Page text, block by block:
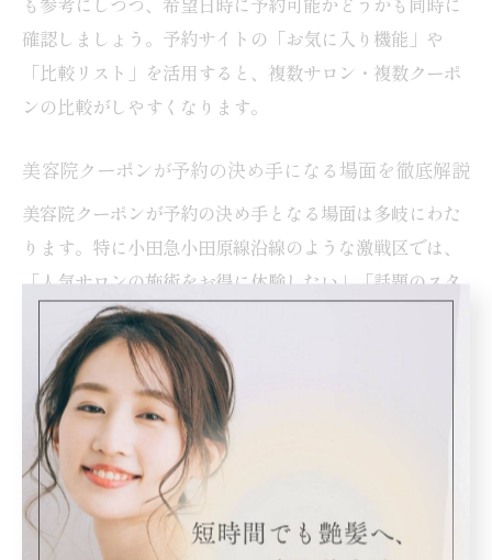
確認しましょう。予約サイトの「お気に入り機能」や
「比較リスト」を活用すると、複数サロン・複数クーポ
ンの比較がしやすくなります。
美容院クーポンが予約の決め手になる場面を徹底解説
美容院クーポンが予約の決め手となる場面は多岐にわた
ります。特に小田急小田原線沿線のような激戦区では、
「人気サロンの施術をお得に体験したい」「話題のスタ
イリストにカットしてもらいたい」といったニーズが高
まります。こうした場合、クーポンがあることで通常よ
りも低価格で質の高いサービスを受けられるため、予約
の後押しとなるのです。
たとえば「町田 美容院 人気」「小田急相模原 カット 上
手い」などの検索で見つかるサロンは、クーポン利用で
初回体験しやすくなり、満足度が高ければ再来クーポン